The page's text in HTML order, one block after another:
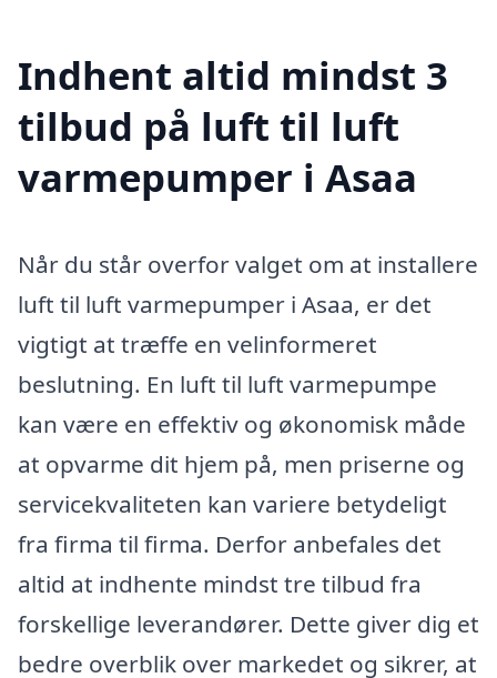
Indhent altid mindst 3
tilbud på luft til luft
varmepumper i Asaa
Når du står overfor valget om at installere
luft til luft varmepumper i Asaa, er det
vigtigt at træffe en velinformeret
beslutning. En luft til luft varmepumpe
kan være en effektiv og økonomisk måde
at opvarme dit hjem på, men priserne og
servicekvaliteten kan variere betydeligt
fra firma til firma. Derfor anbefales det
altid at indhente mindst tre tilbud fra
forskellige leverandører. Dette giver dig et
bedre overblik over markedet og sikrer, at